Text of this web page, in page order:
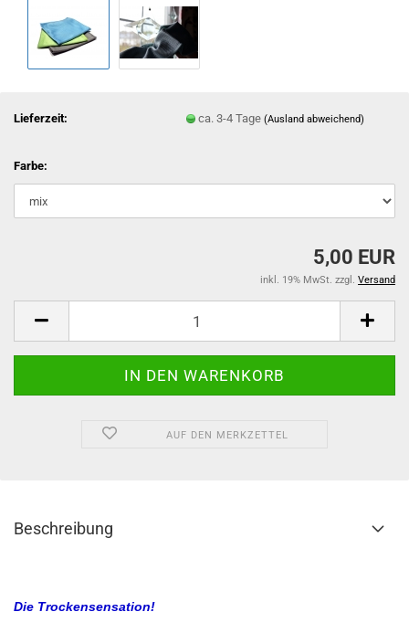
Lieferzeit: ca. 3-4 Tage(Ausland abweichend)
Farbe:
5,00 EUR
inkl. 19% MwSt. zzgl. Versand
AUF DEN MERKZETTEL
Beschreibung
Die Trockensensation!